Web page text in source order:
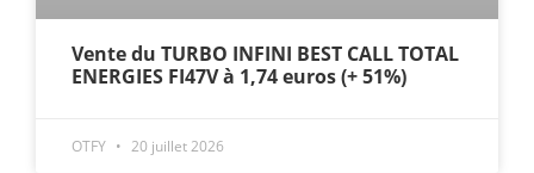
Vente du TURBO INFINI BEST CALL TOTAL
ENERGIES FI47V à 1,74 euros (+ 51%)
OTFY 20 juillet 2026